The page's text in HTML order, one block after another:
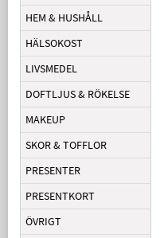
HEM & HUSHÅLL
HÄLSOKOST
LIVSMEDEL
DOFTLJUS & RÖKELSE
MAKEUP
SKOR & TOFFLOR
PRESENTER
PRESENTKORT
ÖVRIGT